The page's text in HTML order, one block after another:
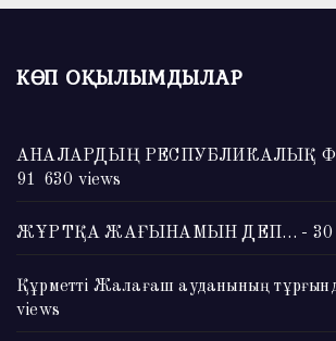
КӨП ОҚЫЛЫМДЫЛАР
АНАЛАРДЫҢ РЕСПУБЛИКАЛЫҚ
91 630 views
ЖҰРТҚА ЖАҒЫНАМЫН ДЕП… - 30
Құрметті Жалағаш ауданының
views